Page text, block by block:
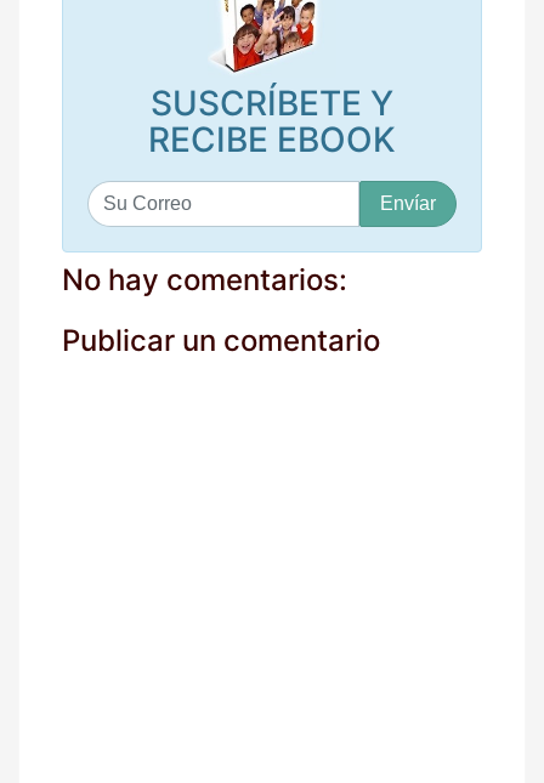
SUSCRÍBETE Y
RECIBE EBOOK
u
c
o
e
No hay comentarios:
Publicar un comentario